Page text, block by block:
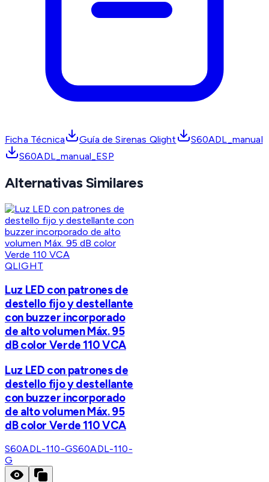
Ficha Técnica Guía de Sirenas Qlight
S60ADL_manual
S60ADL_manual_ESP
Alternativas Similares
QLIGHT
Luz LED con patrones de
destello fijo y destellante
con buzzer incorporado
de alto volumen Máx. 95
dB color Verde 110 VCA
Luz LED con patrones de
destello fijo y destellante
con buzzer incorporado
de alto volumen Máx. 95
dB color Verde 110 VCA
S60ADL-110-GS60ADL-110-
G